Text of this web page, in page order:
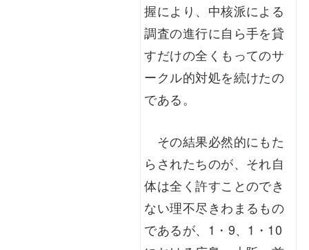
握により、中核派による
調査の進行に自ら手を貸
すだけの全くもってのサ
ークル的対処を続けたの
である。
その結果必然的にもた
らされたちのが、それ自
体は全く許すことのでき
ない理不尽きわまるもの
であるが、1・9、1・10